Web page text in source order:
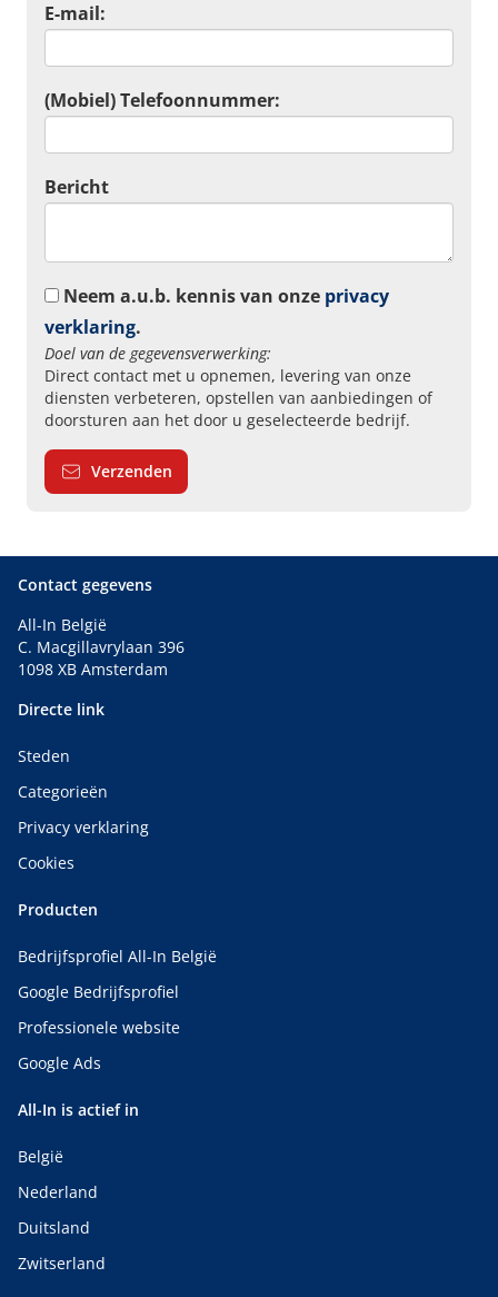
E-mail:
(Mobiel) Telefoonnummer:
Bericht
Neem a.u.b. kennis van onze privacy
verklaring.
Doel van de gegevensverwerking:
Direct contact met u opnemen, levering van onze
diensten verbeteren, opstellen van aanbiedingen of
doorsturen aan het door u geselecteerde bedrijf.
Verzenden
Contact gegevens
All-In België
C. Macgillavrylaan 396
1098 XB Amsterdam
Directe link
Steden
Categorieën
Privacy verklaring
Cookies
Producten
Bedrijfsprofiel All-In België
Google Bedrijfsprofiel
Professionele website
Google Ads
All-In is actief in
België
Nederland
Duitsland
Zwitserland